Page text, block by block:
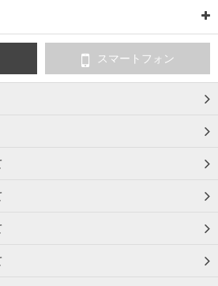
スマートフォン